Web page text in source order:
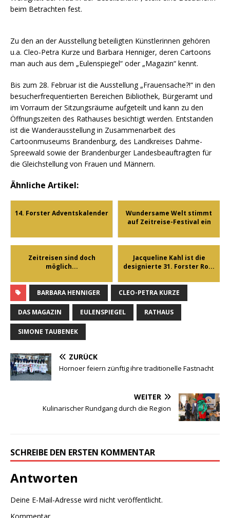
beim Betrachten fest.
Zu den an der Ausstellung beteiligten Künstlerinnen gehören
u.a. Cleo-Petra Kurze und Barbara Henniger, deren Cartoons
man auch aus dem „Eulenspiegel“ oder „Magazin“ kennt.
Bis zum 28. Februar ist die Ausstellung „Frauensache?!“ in den
besucherfrequentierten Bereichen Bibliothek, Bürgeramt und
im Vorraum der Sitzungsräume aufgeteilt und kann zu den
Öffnungszeiten des Rathauses besichtigt werden. Entstanden
ist die Wanderausstellung in Zusammenarbeit des
Cartoonmuseums Brandenburg, des Landkreises Dahme-
Spreewald sowie der Brandenburger Landesbeauftragten für
die Gleichstellung von Frauen und Männern.
Ähnliche Artikel:
14. Forster Adventskalender
Wundersame Welt stimmt
auf Zeitreise-Festival ein
Zeitreisen sind doch
möglich...
Jacqueline Kahl ist die
designierte 31. Forster Ro...
BARBARA HENNIGER CLEO-PETRA KURZE
DAS MAGAZIN EULENSPIEGEL RATHAUS
SIMONE TAUBENEK
ZURÜCK
Hornoer feiern zünftig ihre traditionelle Fastnacht
WEITER
Kulinarischer Rundgang durch die Region
SCHREIBE DEN ERSTEN KOMMENTAR
Antworten
Deine E-Mail-Adresse wird nicht veröffentlicht.
Kommentar